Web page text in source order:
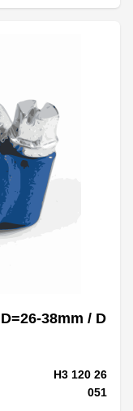
38mm / D
H3 120 26
051